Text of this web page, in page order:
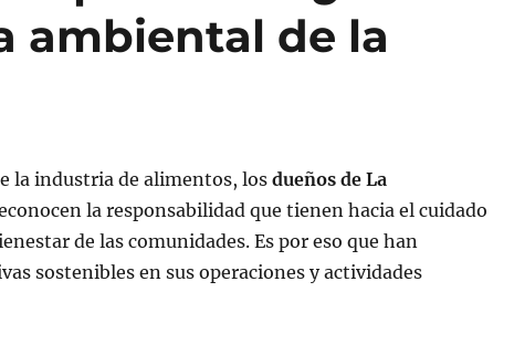
ambiental de la
la industria de alimentos, los dueños de La
la responsabilidad que tienen hacia el cuidado
de las comunidades. Es por eso que han
sostenibles en sus operaciones y actividades